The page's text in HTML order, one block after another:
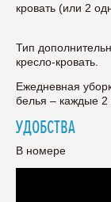
кровать (или 2
Тип
кресло-кровать.
Ежедневная
белья – каждые 2
УДОБСТВА
В номере